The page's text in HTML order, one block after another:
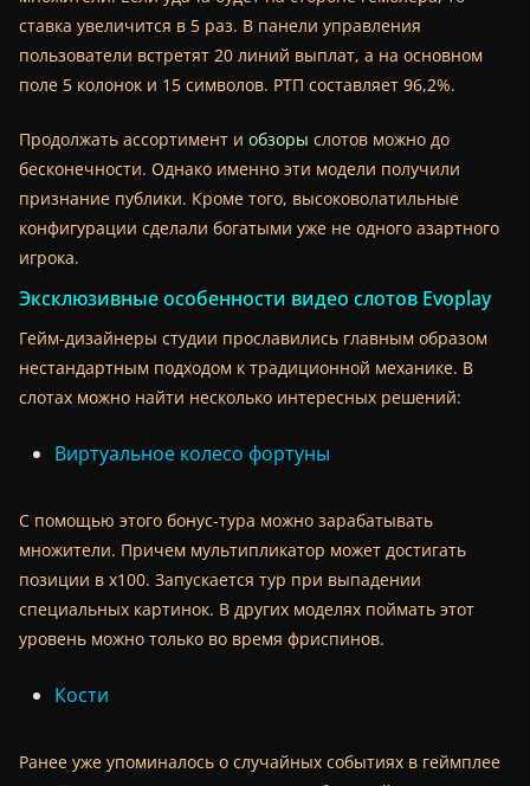
ставка увеличится в 5 раз. В панели управления
пользователи встретят 20 линий выплат, а на основном
поле 5 колонок и 15 символов. РТП составляет 96,2%.
Продолжать ассортимент и обзоры слотов можно до
бесконечности. Однако именно эти модели получили
признание публики. Кроме того, высоковолатильные
конфигурации сделали богатыми уже не одного азартного
игрока.
Эксклюзивные особенности видео слотов Evoplay
Гейм-дизайнеры студии прославились главным образом
нестандартным подходом к традиционной механике. В
слотах можно найти несколько интересных решений:
Виртуальное колесо фортуны
С помощью этого бонус-тура можно зарабатывать
множители. Причем мультипликатор может достигать
позиции в х100. Запускается тур при выпадении
специальных картинок. В других моделях поймать этот
уровень можно только во время фриспинов.
Кости
Ранее уже упоминалось о случайных событиях в геймплее